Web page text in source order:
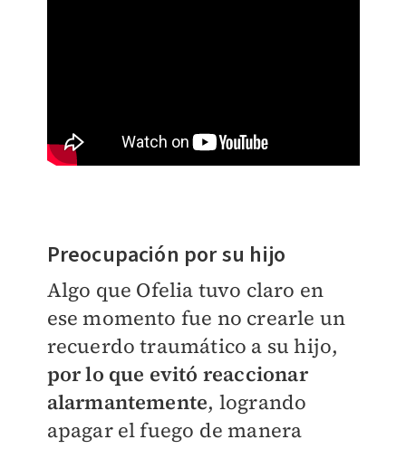
Preocupación por su hijo
Algo que Ofelia tuvo claro en
ese momento fue no crearle un
recuerdo traumático a su hijo,
por lo que evitó reaccionar
alarmantemente, logrando
apagar el fuego de manera